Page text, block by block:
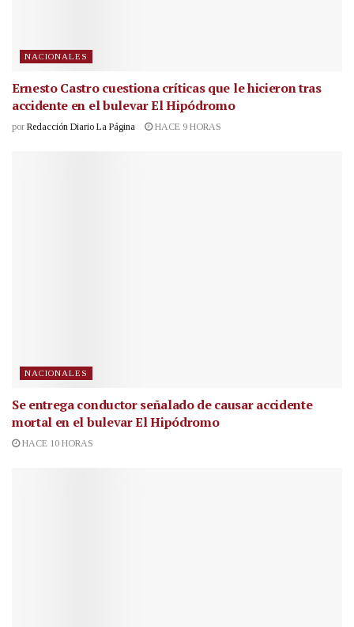
NACIONALES
Ernesto Castro cuestiona críticas que le hicieron tras
accidente en el bulevar El Hipódromo
por Redacción Diario La Página HACE 9 HORAS
NACIONALES
Se entrega conductor señalado de causar accidente
mortal en el bulevar El Hipódromo
HACE 10 HORAS